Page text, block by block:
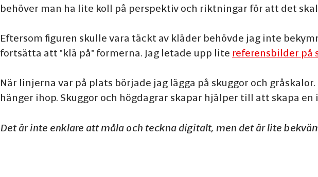
behöver man ha lite koll på perspektiv och riktningar för att det
Eftersom figuren skulle vara täckt av kläder behövde jag inte
fortsätta att "klä på" formerna. Jag letade upp lite referensbilder på
När linjerna var på plats började jag lägga på skuggor och
hänger ihop. Skuggor och högdagrar skapar hjälper till att skapa en
Det är inte enklare att måla och teckna digitalt, men det är lite